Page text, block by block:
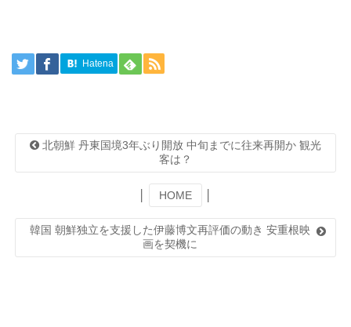
Hatena
北朝鮮 丹東国境3年ぶり開放 中旬までに往来再開か 観光
客は？
HOME
韓国 朝鮮独立を支援した伊藤博文再評価の動き 安重根映
画を契機に